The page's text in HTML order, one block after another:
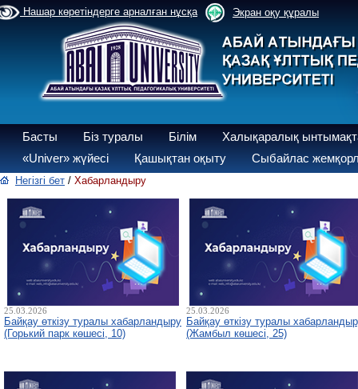
Нашар көретіндерге арналған нұсқа Экран оқу құралы
Басты Біз туралы Білім
Халықаралық
«Univer» жүйесі
Қашықтан оқыту Сыбайлас
Негізгі бет / Хабарландыру
25.03.2026
Байқау өткізу туралы хабарландыру
(Горький парк көшесі, 10)
25.03.2026
Байқау өткізу туралы
(Жамбыл көшесі, 25)